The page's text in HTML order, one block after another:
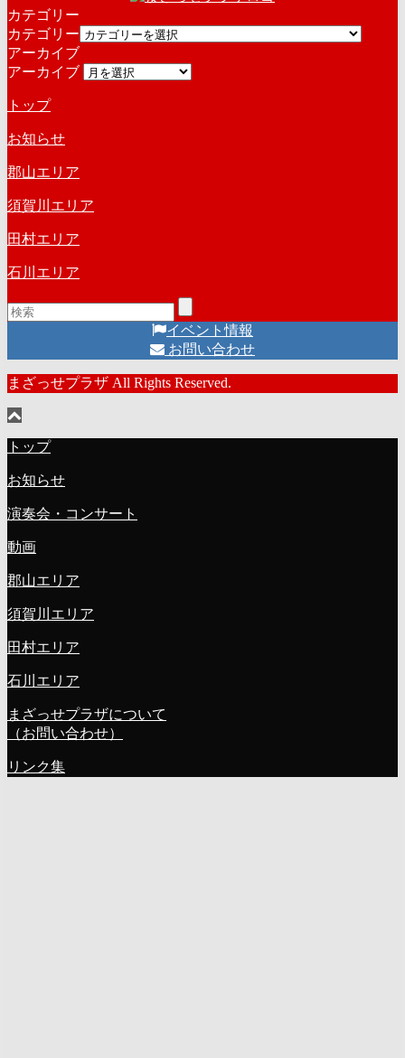
カテゴリー
カテゴリー
アーカイブ
アーカイブ
トップ
お知らせ
郡山エリア
須賀川エリア
田村エリア
石川エリア
イベント情報
お問い合わせ
まざっせプラザ All Rights Reserved.
トップ
お知らせ
演奏会・コンサート
動画
郡山エリア
須賀川エリア
田村エリア
石川エリア
まざっせプラザについて
（お問い合わせ）
リンク集